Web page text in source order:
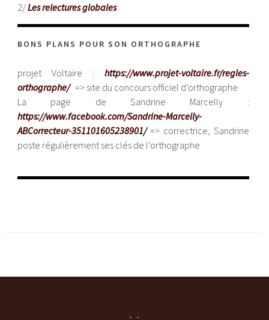
2/Les relectures globales
BONS PLANS POUR SON ORTHOGRAPHE
projet Voltaire : https://www.projet-voltaire.fr/regles-
orthographe/=> site du concours officiel d’orthographe
La page de Sandrine Marcelly :
https://www.facebook.com/Sandrine-Marcelly-
ABCorrecteur-351101605238901/=> correctrice, Sandrine
poste régulièrement ses clés de l’orthographe